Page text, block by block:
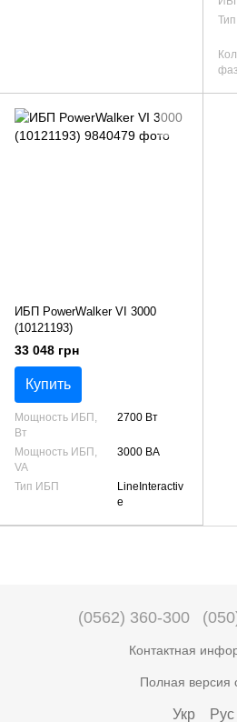
фаз
ИБП PowerWalker VI 3000
(10121193)
33 048 грн
Купить
Мощность ИБП,
Вт
2700 Вт
Мощность ИБП,
VA
3000 ВА
Тип ИБП
LineInteractiv
e
(0562) 360-300
Контактная
Полная версия
Укр Рус